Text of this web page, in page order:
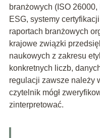
branżowych (ISO
ESG, systemy
raportach branżowych
krajowe związki
naukowych z zakresu
konkretnych liczb,
regulacji zawsze należy
czytelnik mógł
zinterpretować.